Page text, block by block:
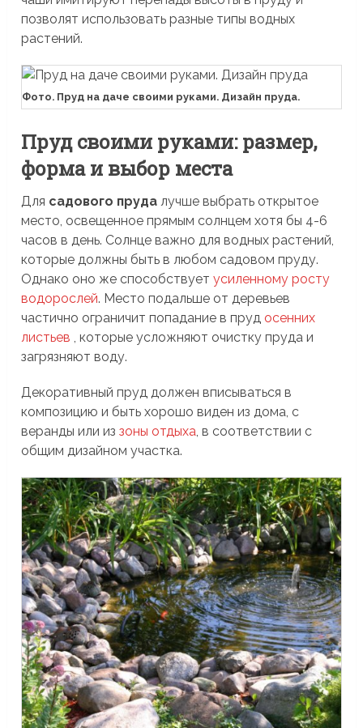
позволят использовать разные типы водных
растений.
Фото. Пруд на даче своими руками. Дизайн пруда.
Пруд своими руками: размер,
форма и выбор места
Для садового пруда лучше выбрать открытое
место, освещенное прямым солнцем хотя бы 4-6
часов в день. Солнце важно для водных растений,
которые должны быть в любом садовом пруду.
Однако оно же способствуетусиленному росту
водорослей. Место подальше от деревьев
частично ограничит попадание в прудосенних
листьев , которые усложняют очистку пруда и
загрязняют воду.
Декоративный пруд должен вписываться в
композицию и быть хорошо виден из дома, с
веранды или иззоны отдыха, в соответствии с
общим дизайном участка.